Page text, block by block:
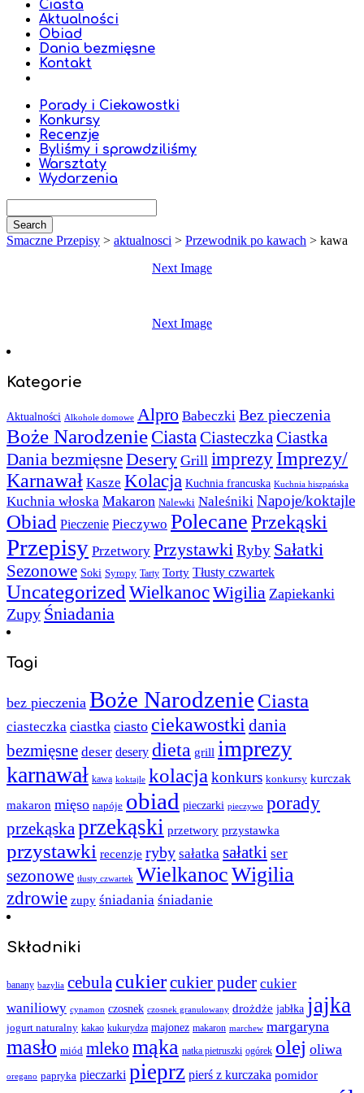
Ciasta
Aktualności
Obiad
Dania bezmięsne
Kontakt
Porady i Ciekawostki
Konkursy
Recenzje
Byliśmy i sprawdziliśmy
Warsztaty
Wydarzenia
Smaczne Przepisy > aktualnosci > Przewodnik po kawach > kawa
Next Image
Next Image
Kategorie
Aktualności Alkohole domowe Alpro Babeczki Bez pieczenia
Boże NarodzenieCiastaCiasteczkaCiastka
Dania bezmięsneDesery Grill imprezy Imprezy/
Karnawał Kasze Kolacja Kuchnia francuska Kuchnia hiszpańska
Kuchnia włoska Makaron Nalewki Naleśniki Napoje/koktajle
Obiad Pieczenie Pieczywo PolecanePrzekąski
Przepisy Przetwory PrzystawkiRyby Sałatki
Sezonowe Soki Syropy Tarty Torty Tłusty czwartek
UncategorizedWielkanocWigilia Zapiekanki
Zupy Śniadania
Tagi
bez pieczenia Boże Narodzenie Ciasta
ciasteczka ciastka ciasto ciekawostki dania
bezmięsne deser desery dieta grill imprezy
karnawał kawa koktajle kolacja konkurs konkursy kurczak
makaron mięso napóje obiad pieczarki pieczywo porady
przekąskaprzekąski przetwory przystawka
przystawki recenzje ryby sałatka sałatki ser
sezonowe tłusty czwartek WielkanocWigilia
zdrowie zupy śniadania śniadanie
Składniki
banany bazylia cebula cukiercukier puder cukier
waniliowy cynamon czosnek czosnek granulowany drożdże jabłka jajka
jogurt naturalny kakao kukurydza majonez makaron marchew margaryna
masło miód mleko mąka natka pietruszki ogórek olej oliwa
oregano papryka pieczarki pieprz pierś z kurczaka pomidor